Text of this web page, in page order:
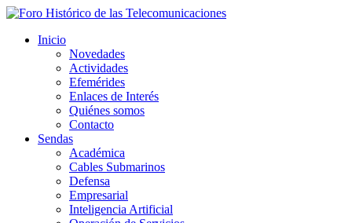
Inicio
Novedades
Actividades
Efemérides
Enlaces de Interés
Quiénes somos
Contacto
Sendas
Académica
Cables Submarinos
Defensa
Empresarial
Inteligencia Artificial